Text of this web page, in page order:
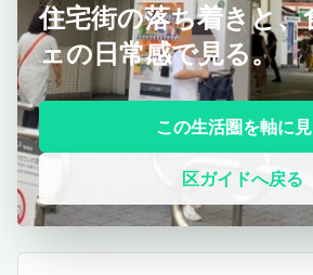
住宅街の落ち着きと、
ェの日常感で見る。
この生活圏を軸に
区ガイドへ戻る